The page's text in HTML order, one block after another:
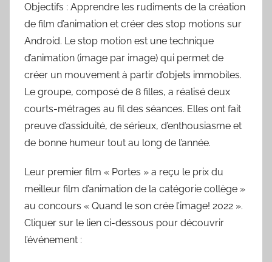
Objectifs : Apprendre les rudiments de la création
de film d’animation et créer des stop motions sur
Android. Le stop motion est une technique
d’animation (image par image) qui permet de
créer un mouvement à partir d’objets immobiles.
Le groupe, composé de 8 filles, a réalisé deux
courts-métrages au fil des séances. Elles ont fait
preuve d’assiduité, de sérieux, d’enthousiasme et
de bonne humeur tout au long de l’année.
Leur premier film « Portes » a reçu le prix du
meilleur film d’animation de la catégorie collège »
au concours « Quand le son crée l’image! 2022 ».
Cliquer sur le lien ci-dessous pour découvrir
l’événement :